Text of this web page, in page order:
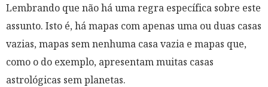
Lembrando que não há uma regra específica sobre este
assunto. Isto é, há mapas com apenas uma ou duas casas
vazias, mapas sem nenhuma casa vazia e mapas que,
como o do exemplo, apresentam muitas casas
astrológicas sem planetas.